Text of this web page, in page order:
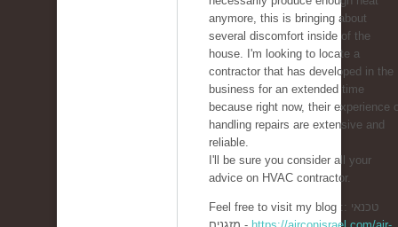
anymore, this is bringing about
several discomfort inside of the
house. I'm looking to locate a
contractor that has developed in the
business for an extended time
because right now, their experience
handling repairs are extensive and
reliable.
I'll be sure you consider all your
advice on HVAC contractor.
Feel free to visit my blog :: טכנאי